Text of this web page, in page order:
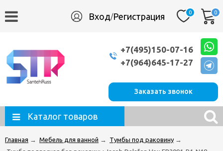
Вход/Регистрация 0 0
+7(495)150-07-16
+7(964)645-17-27
Заказать звонок
Каталог товаров
Главная → Мебель для ванной → Тумбы под раковину →